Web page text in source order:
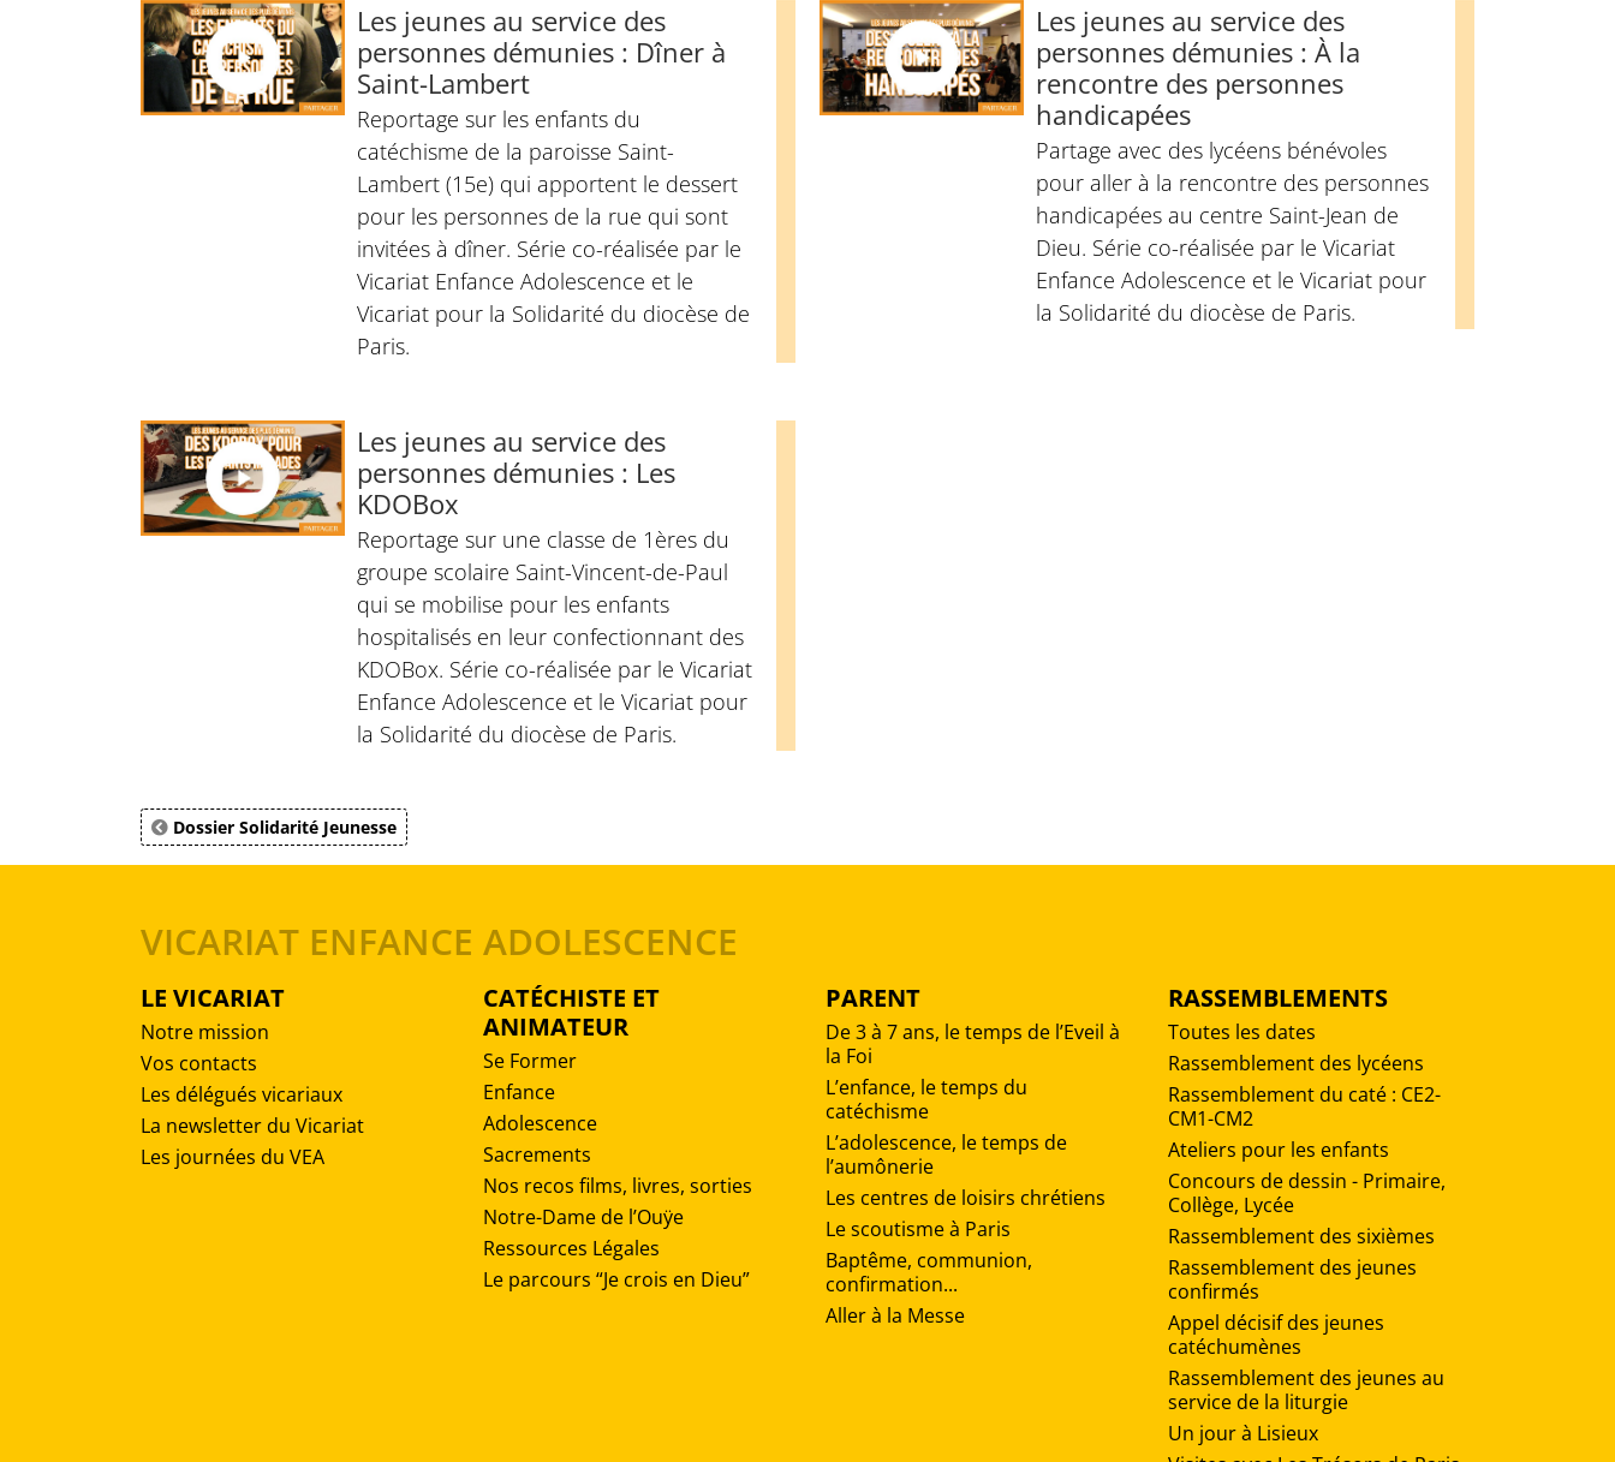
Les jeunes au service des
personnes démunies : Dîner à
Saint-Lambert
Reportage sur les enfants du
catéchisme de la paroisse Saint-
Lambert (15e) qui apportent le dessert
pour les personnes de la rue qui sont
invitées à dîner. Série co-réalisée par le
Vicariat Enfance Adolescence et le
Vicariat pour la Solidarité du diocèse de
Paris.
Les jeunes au service des
personnes démunies : À la
rencontre des personnes
handicapées
Partage avec des lycéens bénévoles
pour aller à la rencontre des personnes
handicapées au centre Saint-Jean de
Dieu. Série co-réalisée par le Vicariat
Enfance Adolescence et le Vicariat pour
la Solidarité du diocèse de Paris.
Les jeunes au service des
personnes démunies : Les
KDOBox
Reportage sur une classe de 1ères du
groupe scolaire Saint-Vincent-de-Paul
qui se mobilise pour les enfants
hospitalisés en leur confectionnant des
KDOBox. Série co-réalisée par le Vicariat
Enfance Adolescence et le Vicariat pour
la Solidarité du diocèse de Paris.
Dossier Solidarité Jeunesse
VICARIAT ENFANCE ADOLESCENCE
LE VICARIAT
Notre mission
Vos contacts
Les délégués vicariaux
La newsletter du Vicariat
Les journées du VEA
CATÉCHISTE ET
ANIMATEUR
Se Former
Enfance
Adolescence
Sacrements
Nos recos films, livres, sorties
Notre-Dame de l’Ouÿe
Ressources Légales
Le parcours “Je crois en Dieu”
PARENT
De 3 à 7 ans, le temps de l’Eveil à
la Foi
L’enfance, le temps du
catéchisme
L’adolescence, le temps de
l’aumônerie
Les centres de loisirs chrétiens
Le scoutisme à Paris
Baptême, communion,
confirmation...
Aller à la Messe
RASSEMBLEMENTS
Toutes les dates
Rassemblement des lycéens
Rassemblement du caté : CE2-
CM1-CM2
Ateliers pour les enfants
Concours de dessin - Primaire,
Collège, Lycée
Rassemblement des sixièmes
Rassemblement des jeunes
confirmés
Appel décisif des jeunes
catéchumènes
Rassemblement des jeunes au
service de la liturgie
Un jour à Lisieux